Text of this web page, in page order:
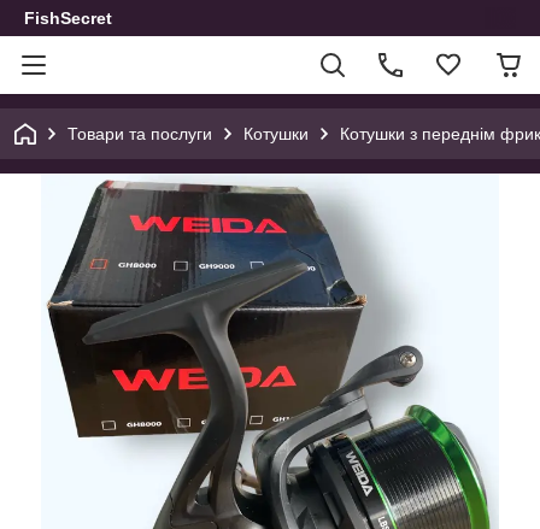
FishSecret
Товари та послуги Котушки Котушки з переднім